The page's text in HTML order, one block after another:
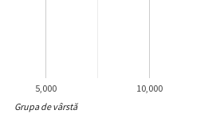
5,000 10,000
Grupa de vârstă